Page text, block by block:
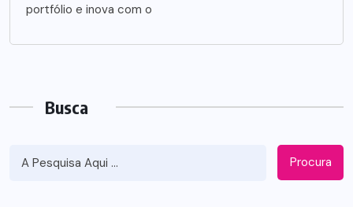
portfólio e inova com o
Busca
Procura